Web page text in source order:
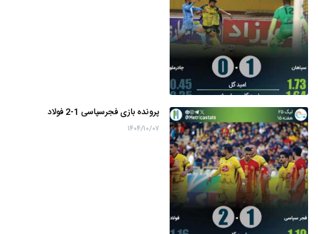
پرونده بازی فجرسپاسی 1-2 فولاد
۱۴۰۴/۱۰/۰۷